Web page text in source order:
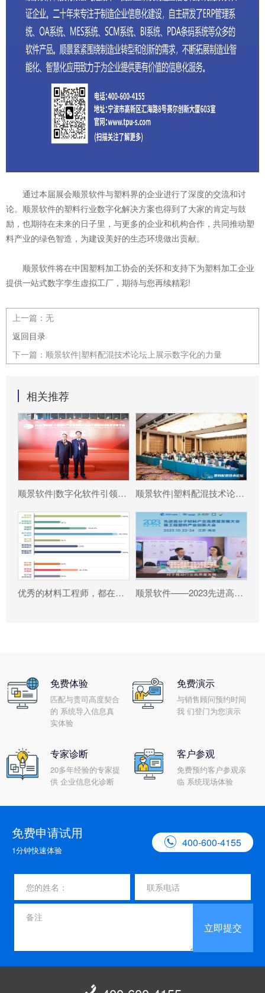
通过本届展会顺景软件与塑料界的企业进行了深度的交流和讨
论。顺景软件的塑料行业数字化解决方案也得到了大家的肯定与鼓
励，也期待在未来的日子里，与更多的企业和机构合作，共同推动塑
料产业的绿色智造，为建设美好的生态环境做出贡献。
顺景软件将在中国塑料加工协会的关怀和支持下为塑料加工企业
提供一站式数字孪生虚拟工厂，期待与您再续精彩!
上一篇： 无
返回目录
下一篇： 顺景软件|塑料配混技术论坛上展示数字化的力量
相关推荐
顺景软件|数字化软件引领新材料产业绿色智造新篇章 顺景软件|塑料配混技术论坛上展示数字化的力量
优秀的材料工程师，都在跟这个新朋友打交道! 顺景软件——2023先进高分子材料产业高质量发展大会暨工程塑料产业创新大会
免费体验
匹配与贵司高度契合
的 系统导入信息真
实体验
免费演示
与销售顾问预约时间
我 们登门为您演示
专家诊断
20多年经验的专家提
供 企业信息化诊断
客户参观
免费预约客户参观亲
临 系统现场体验
免费申请试用
1分钟快速体验
 400-600-4155
立即提交